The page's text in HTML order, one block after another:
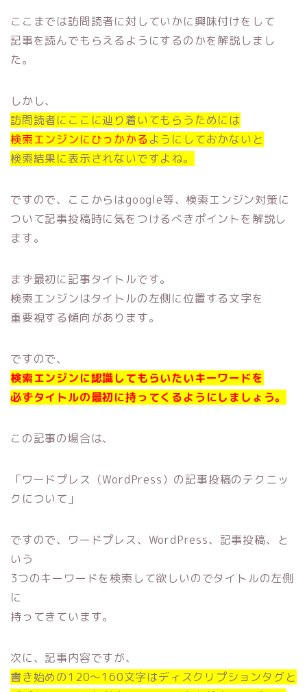
ここまでは訪問読者に対していかに興味付けをして
記事を読んでもらえるようにするのかを解説しまし
た。
しかし、
訪問読者にここに辿り着いてもらうためには
検索エンジンにひっかかるようにしておかないと
検索結果に表示されないですよね。
ですので、ここからはgoogle等、検索エンジン対策に
ついて記事投稿時に気をつけるべきポイントを解説し
ます。
まず最初に記事タイトルです。
検索エンジンはタイトルの左側に位置する文字を
重要視する傾向があります。
ですので、
検索エンジンに認識してもらいたいキーワードを
必ずタイトルの最初に持ってくるようにしましょう。
この記事の場合は、
「ワードプレス（WordPress）の記事投稿のテクニッ
クについて」
ですので、ワードプレス、WordPress、記事投稿、と
いう
3つのキーワードを検索して欲しいのでタイトルの左側
に
持ってきています。
次に、記事内容ですが、
書き始めの120～160文字はディスクリプションタグと